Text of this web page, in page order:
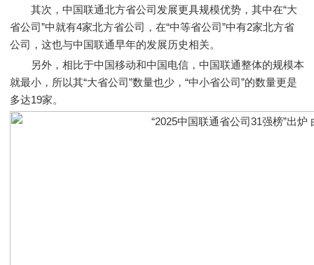
其次，中国联通北方省公司发展更具规模优势，其中在“大
省公司”中就有4家北方省公司，在“中等省公司”中有2家北方省
公司，这也与中国联通早年的发展历史相关。
另外，相比于中国移动和中国电信，中国联通整体的规模本
就最小，所以其“大省公司”数量也少，“中小省公司”的数量更是
多达19家。